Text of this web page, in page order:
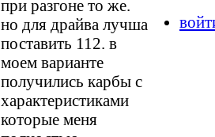
при разгоне то же.
но для драйва лучша
поставить 112. в
моем варианте
получились карбы с
характеристиками
которые меня